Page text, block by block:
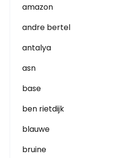
amazon
andre bertel
antalya
asn
base
ben rietdijk
blauwe
bruine